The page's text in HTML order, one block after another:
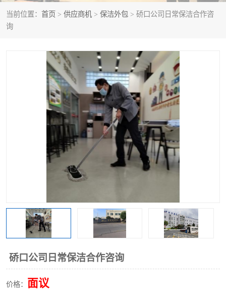
当前位置： 首页 > 供应商机 > 保洁外包 > 硚口公司日常保洁合作咨
询
硚口公司日常保洁合作咨询
价格： 面议